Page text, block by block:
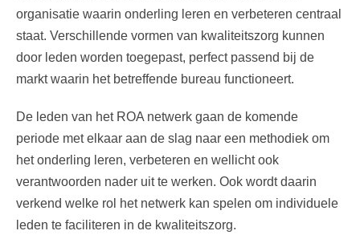
organisatie waarin onderling leren en verbeteren centraal
staat. Verschillende vormen van kwaliteitszorg kunnen
door leden worden toegepast, perfect passend bij de
markt waarin het betreffende bureau functioneert.
De leden van het ROA netwerk gaan de komende
periode met elkaar aan de slag naar een methodiek om
het onderling leren, verbeteren en wellicht ook
verantwoorden nader uit te werken. Ook wordt daarin
verkend welke rol het netwerk kan spelen om individuele
leden te faciliteren in de kwaliteitszorg.